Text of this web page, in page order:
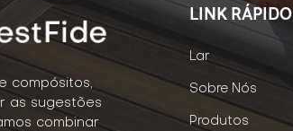
compósitos,
as sugestões
combinar
LINK RÁPIDO
Lar
Sobre Nós
Produtos